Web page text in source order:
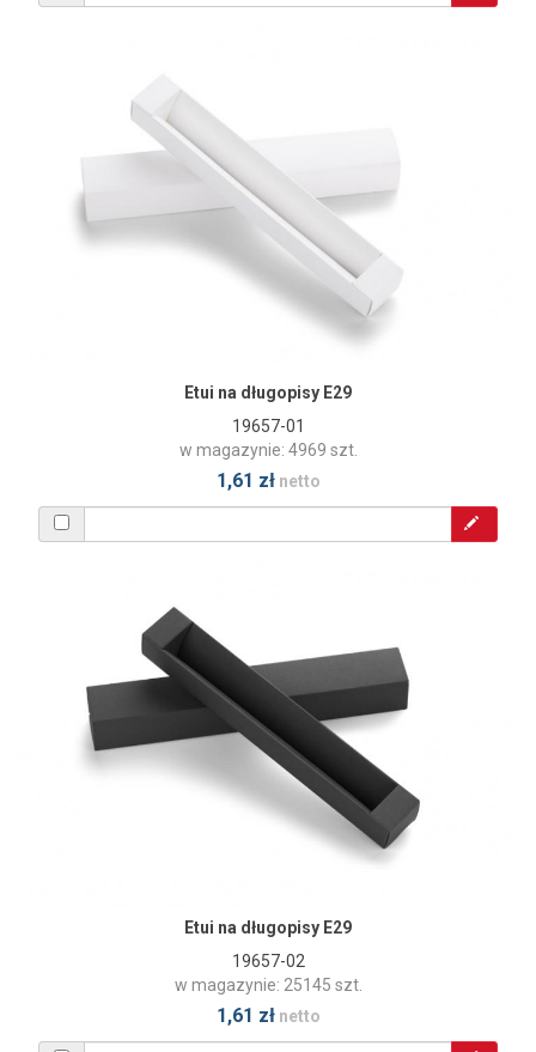
Etui na długopisy E29
19657-01
w magazynie: 4969 szt.
1,61 złnetto
Etui na długopisy E29
19657-02
w magazynie: 25145 szt.
1,61 złnetto